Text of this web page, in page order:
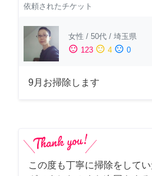
依頼されたチケット
女性 / 50代 / 埼玉県
sentiment_satisfied 123 sentiment_neutral 4 sentiment_dissatisfied 0
9月お掃除します
この度も丁寧に掃除をして